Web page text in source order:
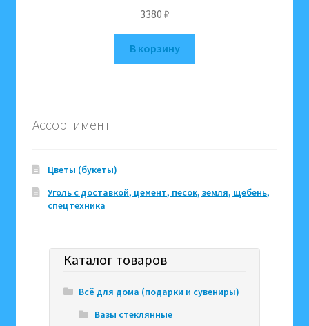
3380 ₽
В корзину
Ассортимент
Цветы (букеты)
Уголь с доставкой, цемент, песок, земля, щебень,
спецтехника
Каталог товаров
Всё для дома (подарки и сувениры)
Вазы стеклянные